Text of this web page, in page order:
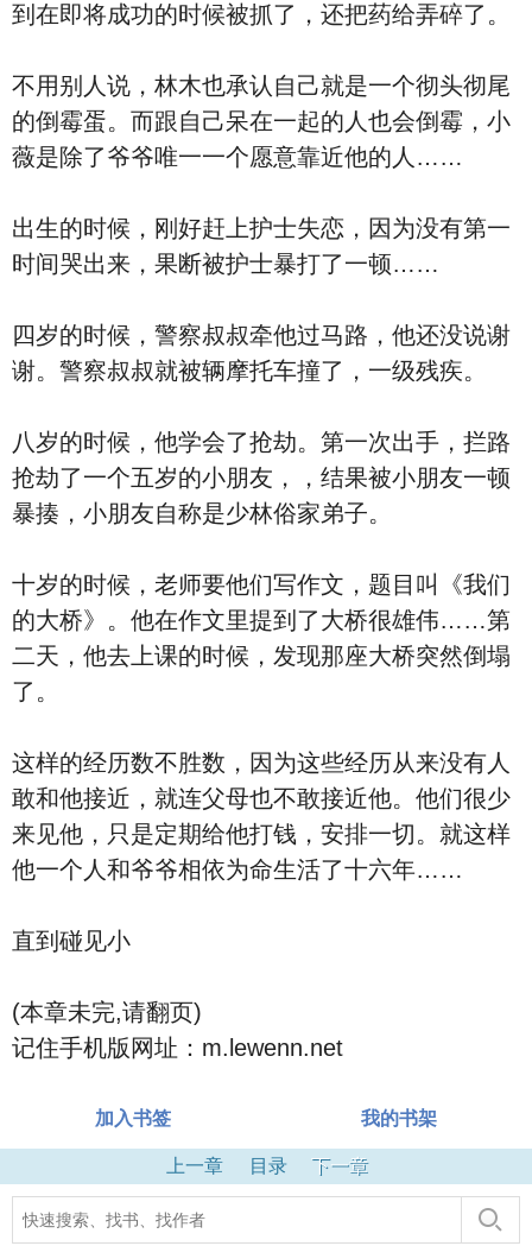
到在即将成功的时候被抓了，还把药给弄碎了。
不用别人说，林木也承认自己就是一个彻头彻尾
的倒霉蛋。而跟自己呆在一起的人也会倒霉，小
薇是除了爷爷唯一一个愿意靠近他的人……
出生的时候，刚好赶上护士失恋，因为没有第一
时间哭出来，果断被护士暴打了一顿……
四岁的时候，警察叔叔牵他过马路，他还没说谢
谢。警察叔叔就被辆摩托车撞了，一级残疾。
八岁的时候，他学会了抢劫。第一次出手，拦路
抢劫了一个五岁的小朋友，，结果被小朋友一顿
暴揍，小朋友自称是少林俗家弟子。
十岁的时候，老师要他们写作文，题目叫《我们
的大桥》。他在作文里提到了大桥很雄伟……第
二天，他去上课的时候，发现那座大桥突然倒塌
了。
这样的经历数不胜数，因为这些经历从来没有人
敢和他接近，就连父母也不敢接近他。他们很少
来见他，只是定期给他打钱，安排一切。就这样
他一个人和爷爷相依为命生活了十六年……
直到碰见小
(本章未完,请翻页)
记住手机版网址：m.lewenn.net
加入书签 我的书架
上一章 目录 下一章